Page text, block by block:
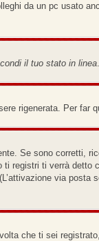
da un pc usato
il tuo stato in linea
rigenerata. Per far
Se sono corretti,
ti registri ti verrà
via
che ti sei